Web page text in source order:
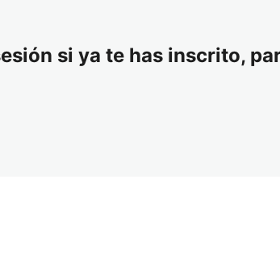
si ya te has inscrito,